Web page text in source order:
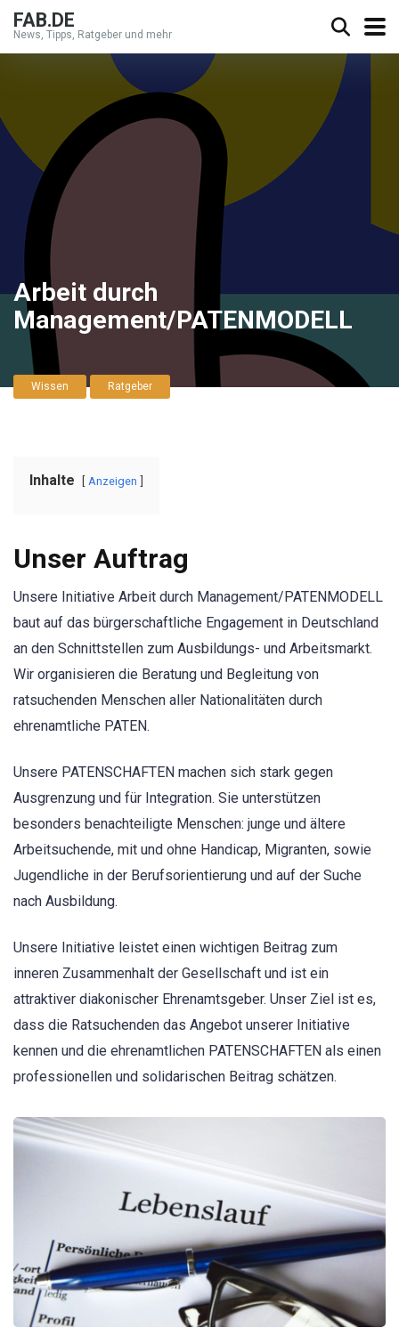
FAB.DE
News, Tipps, Ratgeber und mehr
Arbeit durch
Management/PATENMODELL
Wissen Ratgeber
Inhalte Anzeigen
Unser Auftrag
Unsere Initiative Arbeit durch Management/PATENMODELL
baut auf das bürgerschaftliche Engagement in Deutschland
an den Schnittstellen zum Ausbildungs- und Arbeitsmarkt.
Wir organisieren die Beratung und Begleitung von
ratsuchenden Menschen aller Nationalitäten durch
ehrenamtliche PATEN.
Unsere PATENSCHAFTEN machen sich stark gegen
Ausgrenzung und für Integration. Sie unterstützen
besonders benachteiligte Menschen: junge und ältere
Arbeitsuchende, mit und ohne Handicap, Migranten, sowie
Jugendliche in der Berufsorientierung und auf der Suche
nach Ausbildung.
Unsere Initiative leistet einen wichtigen Beitrag zum
inneren Zusammenhalt der Gesellschaft und ist ein
attraktiver diakonischer Ehrenamtsgeber. Unser Ziel ist es,
dass die Ratsuchenden das Angebot unserer Initiative
kennen und die ehrenamtlichen PATENSCHAFTEN als einen
professionellen und solidarischen Beitrag schätzen.